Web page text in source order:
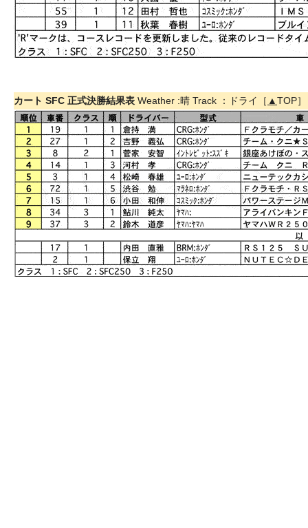
カート SFC 正式決勝結果表 Weather :晴 Track ：ドライ［ ▲TOP］